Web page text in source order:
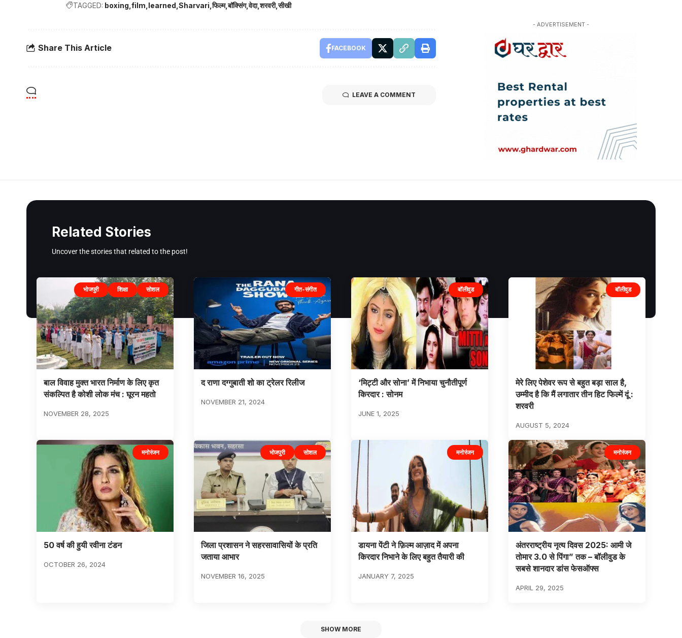
TAGGED: boxing film learned Sharvari फिल्म बॉक्सिंग वेदा शरवरी सीखी
Share This Article FACEBOOK
LEAVE A COMMENT
- ADVERTISEMENT -
Related Stories
Uncover the stories that related to the post!
भोजपुरी शिक्षा सोशल
बाल विवाह मुक्त भारत निर्माण के लिए कृत
संकल्पित है कोशी लोक मंच : घूरन महतो
NOVEMBER 28, 2025
गीत-संगीत
द राणा दग्गुबाती शो का ट्रेलर रिलीज
NOVEMBER 21, 2024
बॉलीवुड
‘मिट्टी और सोना’ में निभाया चुनौतीपूर्ण
किरदार : सोनम
JUNE 1, 2025
बॉलीवुड
मेरे लिए पेशेवर रूप से बहुत बड़ा साल है,
उम्मीद है कि मैं लगातार तीन हिट फिल्में दूं :
शरवरी
AUGUST 5, 2024
मनोरंजन
50 वर्ष की हुयी रवीना टंडन
OCTOBER 26, 2024
भोजपुरी सोशल
जिला प्रशासन ने सहरसावासियों के प्रति
जताया आभार
NOVEMBER 16, 2025
मनोरंजन
डायना पेंटी ने फ़िल्म आज़ाद में अपना
किरदार निभाने के लिए बहुत तैयारी की
JANUARY 7, 2025
मनोरंजन
अंतरराष्ट्रीय नृत्य दिवस 2025: आमी जे
तोमार 3.0 से पिंगा” तक – बॉलीवुड के
सबसे शानदार डांस फेसऑफ्स
APRIL 29, 2025
SHOW MORE